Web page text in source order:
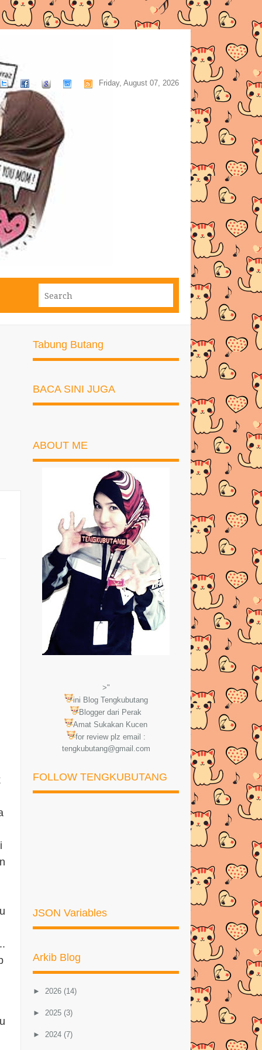
Friday, August 07, 2026
Tabung Butang
BACA SINI JUGA
ABOUT ME
>"
ini Blog Tengkubutang
Blogger dari Perak
Amat Sukakan Kucen
for review plz email :
tengkubutang@gmail.com
FOLLOW TENGKUBUTANG
JSON Variables
Arkib Blog
► 2026 (14)
► 2025 (3)
► 2024 (7)